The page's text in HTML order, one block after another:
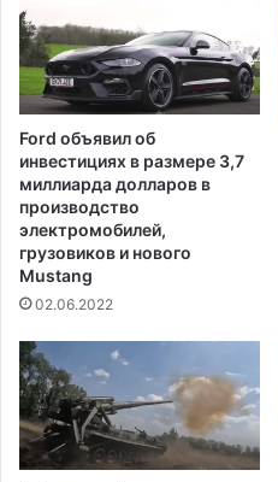
х
э
т
т
н
а
п
о
с
к
л
ь
к
у
р
х
п
о
л
о
в
а
т
е
л
й
L
i
n
k
Ford объявил об
инвестициях в размере 3,7
миллиарда долларов в
производство
электромобилей,
грузовиков и нового
Mustang
02.06.2022